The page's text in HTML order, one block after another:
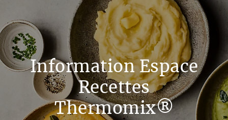
Information Espace
Recettes
Thermomix®